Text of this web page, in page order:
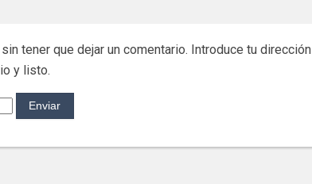
sin tener que dejar un comentario. Introduce tu dirección
y listo.